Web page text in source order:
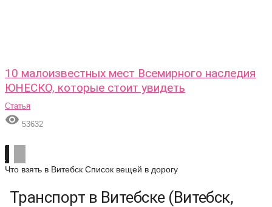
10 малоизвестных мест Всемирного наследия
ЮНЕСКО, которые стоит увидеть
Статья
 53632
Что взять в Витебск Список вещей в дорогу
Транспорт в Витебске (Витебск,